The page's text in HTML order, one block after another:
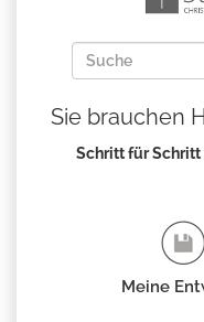
Sie brauchen
Schritt für Schritt
Meine